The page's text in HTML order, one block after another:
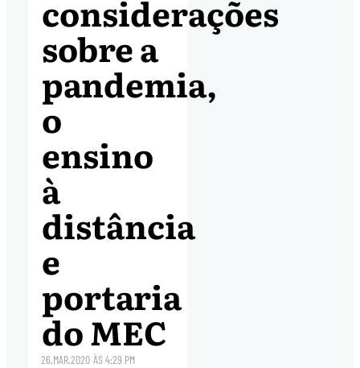
considerações
sobre a
pandemia,
o
ensino
à
distância
e
portaria
do MEC
26.MAR.2020 ÀS4:29 PM